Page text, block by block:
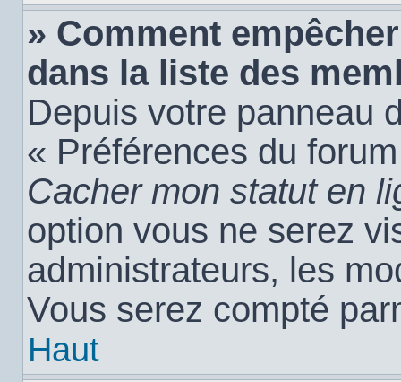
» Comment
dans la liste des
Depuis votre panneau
« Préférences du
Cacher mon statut en
option vous ne serez
administrateurs, les
Vous serez compté
Haut